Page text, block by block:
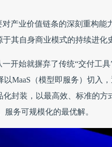
产业价值链条的深刻重构能
其自身商业模式的持续进化
开始就摒弃了传统“交付工具
MaaS（模型即服务）切入
封装，以最高效、标准的方
务可规模化的最优解。